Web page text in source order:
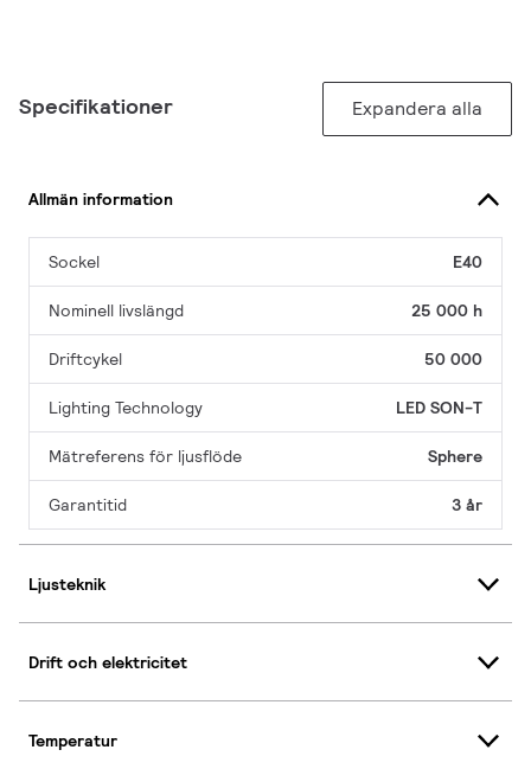
Specifikationer Expandera alla
Allmän information
Sockel E40
Nominell livslängd 25 000 h
Driftcykel 50 000
Lighting Technology LED SON-T
Mätreferens för ljusflöde Sphere
Garantitid 3 år
Ljusteknik
Drift och elektricitet
Temperatur